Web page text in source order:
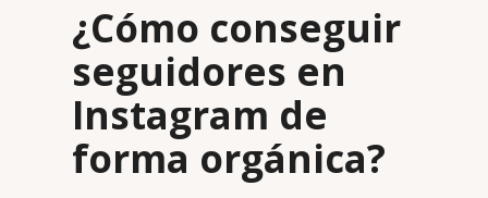
¿Cómo conseguir
seguidores en
Instagram de
forma orgánica?